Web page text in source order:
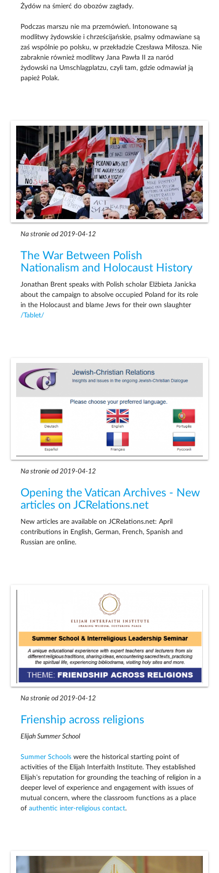
Żydów na śmierć do obozów zagłady.
Podczas marszu nie ma przemówień. Intonowane są
modlitwy żydowskie i chrześcijańskie, psalmy odmawiane są
zaś wspólnie po polsku, w przekładzie Czesława Miłosza. Nie
zabraknie również modlitwy Jana Pawła II za naród
żydowski na Umschlagplatzu, czyli tam, gdzie odmawiał ją
papież Polak.
Na stronie od 2019-04-12
The War Between Polish
Nationalism and Holocaust History
Jonathan Brent speaks with Polish scholar Elżbieta Janicka
about the campaign to absolve occupied Poland for its role
in the Holocaust and blame Jews for their own slaughter
/Tablet/
Na stronie od 2019-04-12
Opening the Vatican Archives - New
articles on JCRelations.net
New articles are available on JCRelations.net: April
contributions in English, German, French, Spanish and
Russian are online.
Na stronie od 2019-04-12
Frienship across religions
Elijah Summer School
Summer Schools were the historical starting point of
activities of the Elijah Interfaith Institute. They established
Elijah’s reputation for grounding the teaching of religion in a
deeper level of experience and engagement with issues of
mutual concern, where the classroom functions as a place
ofauthentic inter-religious contact.